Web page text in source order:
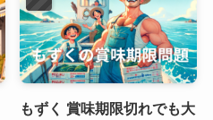
もずく 賞味期限切れでも大